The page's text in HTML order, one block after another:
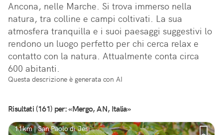
Ancona, nelle Marche. Si trova immerso nella
natura, tra colline e campi coltivati. La sua
atmosfera tranquilla e i suoi paesaggi suggestivi lo
rendono un luogo perfetto per chi cerca relax e
contatto con la natura. Attualmente conta circa
600 abitanti.
Questa descrizione è generata con AI
Risultati (161) per: «Mergo, AN, Italia»
11km | San Paolo di Jesi